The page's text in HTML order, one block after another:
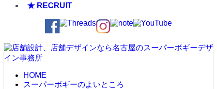
★ RECRUIT
HOME
スーパーボギーのよいところ